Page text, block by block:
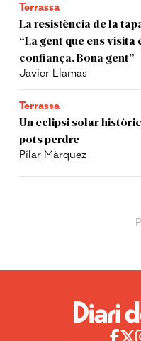
Terrassa
La resistència de la
“La gent que ens visita
confiança. Bona gent”
Javier Llamas
Terrassa
Un eclipsi solar
pots perdre
Pilar Màrquez